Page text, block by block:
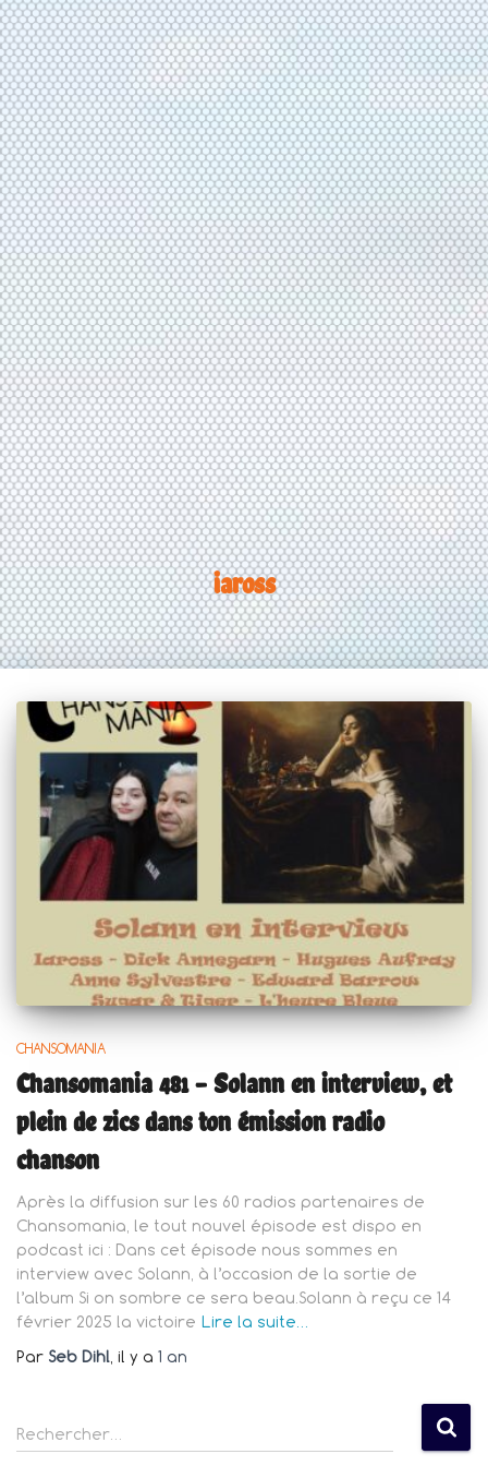
iaross
CHANSOMANIA
Chansomania 481 – Solann en interview, et
plein de zics dans ton émission radio
chanson
Après la diffusion sur les 60 radios partenaires de
Chansomania, le tout nouvel épisode est dispo en
podcast ici : Dans cet épisode nous sommes en
interview avec Solann, à l’occasion de la sortie de
l’album Si on sombre ce sera beau.Solann à reçu ce 14
février 2025 la victoire Lire la suite…
Par Seb Dihl , il y a 1 an
R
e
Rechercher…